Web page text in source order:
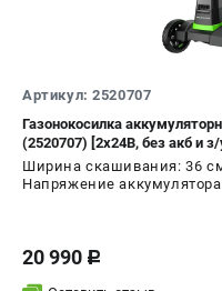
Артикул: 2520707
Газонокосилка
(2520707) [2х24В, без акб и з/
Ширина скашивания: 36
Напряжение
20 990 c